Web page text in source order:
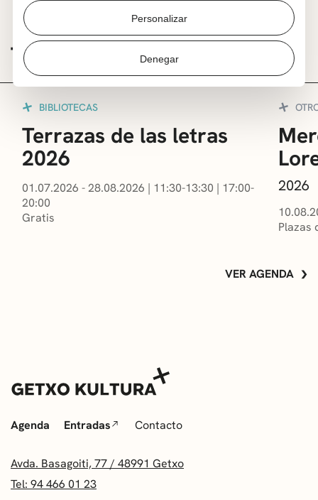
Personalizar
Denegar
TE PUEDE INTERESAR
BIBLIOTECAS
Terrazas de las letras
2026
01.07.2026 - 28.08.2026 | 11:30-13:30 | 17:00-
20:00
Gratis
2026
Plazas
VER AGENDA
Agenda Entradas Contacto
Avda. Basagoiti, 77 / 48991 Getxo
Tel: 94 466 01 23